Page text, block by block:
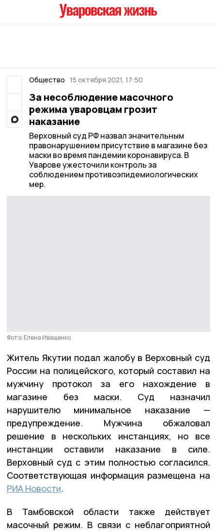
Общество 15 октября 2021, 17:50
За несоблюдение масочного
режима уваровцам грозит
наказание
Верховный суд РФ назвал значительным
правонарушением присутствие в магазине без
маски во время пандемии коронавируса. В
Уварове ужесточили контроль за
соблюдением противоэпидемиологических
мер.
Фото: Елена Иващенко
Житель Якутии подал жалобу в Верховный суд
России на полицейского, который составил на
мужчину протокол за его нахождение в
магазине без маски. Суд назначил
нарушителю минимальное наказание —
предупреждение. Мужчина обжаловал
решение в нескольких инстанциях, но все
инстанции оставили наказание в силе.
Верховный суд с этим полностью согласился.
Соответствующая информация размещена на
РИА Новости.
В Тамбовской области также действует
масочный режим. В связи с неблагоприятной